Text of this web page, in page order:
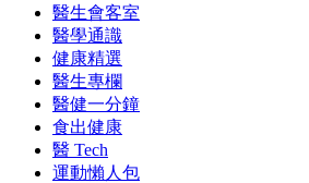
醫生會客室
醫學通識
健康精選
醫生專欄
醫健一分鐘
食出健康
醫 Tech
運動懶人包